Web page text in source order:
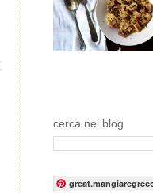
cerca nel blog